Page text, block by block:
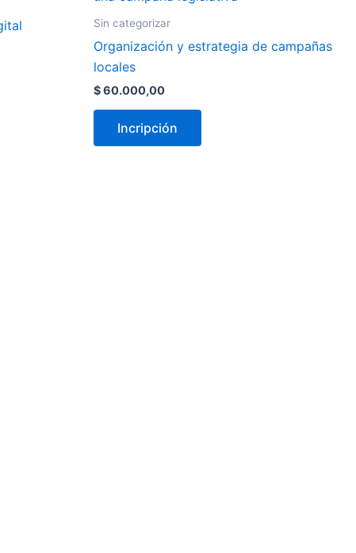
Sin categorizar
Organización y estrategia de campañas
locales
$60.000,00
Incripción